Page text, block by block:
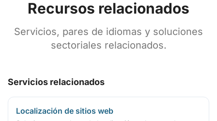
Recursos relacionados
Servicios, pares de idiomas y soluciones
sectoriales relacionados.
Servicios relacionados
Localización de sitios web